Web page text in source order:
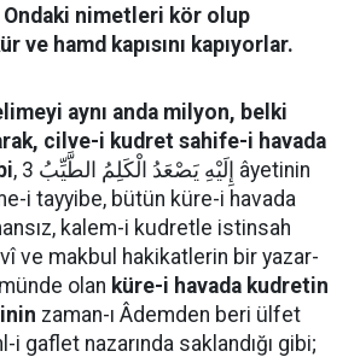
Ondaki nimetleri kör olup
ve hamd kapısını kapıyorlar.
aynı anda milyon, belki
cilve-i kudret sahife-i havada
, إِلَيْهِ يَصْعَدُ الْكَلِمُ الطَّيِّبُ 3 âyetinin
i tayyibe, bütün küre-i havada
kalem-i kudretle istinsah
ve makbul hakikatlerin bir yazar-
olan küre-i havada kudretin
zaman-ı Âdemden beri ülfet
i gaflet nazarında saklandığı gibi;